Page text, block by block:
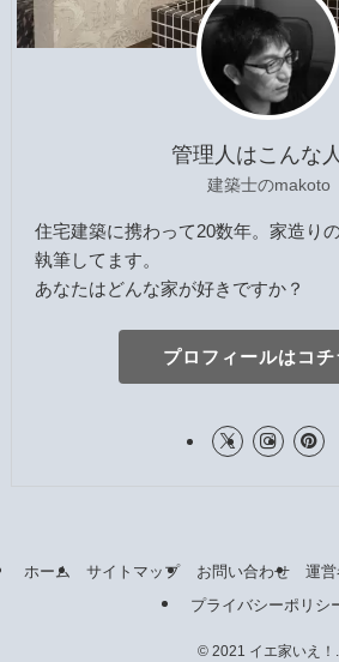
管理人はこんな
建築士のmakoto
住宅建築に携わって20数年。家造り
執筆してます。
あなたはどんな家が好きですか？
プロフィールはコチ
ホーム サイトマップ お問い合わせ
運
プライバシーポリシ
© 2021 イエ家いえ！.